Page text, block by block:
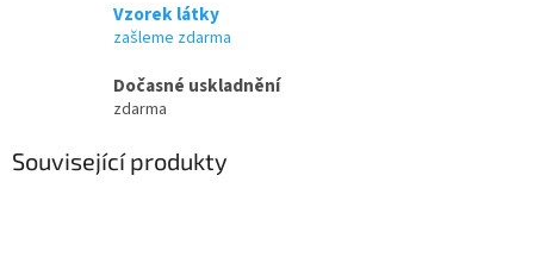
Vzorek látky
zašleme zdarma
Dočasné uskladnění
zdarma
Související produkty